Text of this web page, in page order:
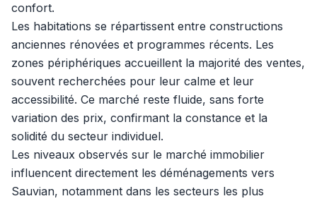
confort.
Les habitations se répartissent entre constructions
anciennes rénovées et programmes récents. Les
zones périphériques accueillent la majorité des ventes,
souvent recherchées pour leur calme et leur
accessibilité. Ce marché reste fluide, sans forte
variation des prix, confirmant la constance et la
solidité du secteur individuel.
Les niveaux observés sur le marché immobilier
influencent directement les déménagements vers
Sauvian, notamment dans les secteurs les plus